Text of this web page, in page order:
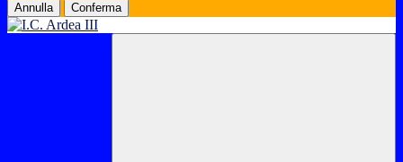
Annulla Conferma